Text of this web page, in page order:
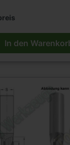
* Schlichten,
Falzen von besonders
*
min-1, vf = 3 - 8 m/min
In den